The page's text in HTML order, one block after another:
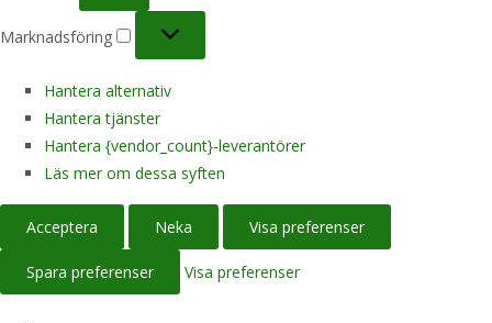
Marknadsföring
Hantera alternativ
Hantera tjänster
Hantera {vendor_count}-leverantörer
Läs mer om dessa syften
Acceptera Neka Visa preferenser
Spara preferenser Visa preferenser